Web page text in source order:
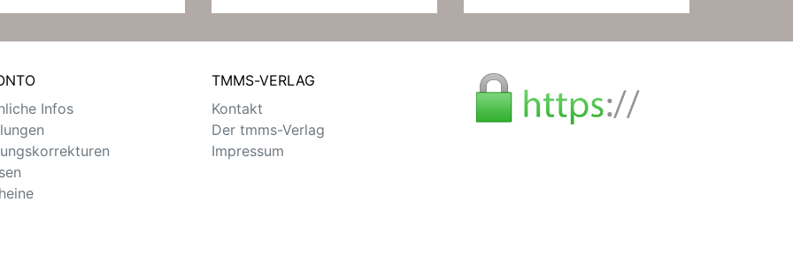
Infos
TMMS-VERLAG
Kontakt
Der tmms-Verlag
Impressum